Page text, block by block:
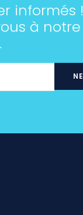
informés !
à notre